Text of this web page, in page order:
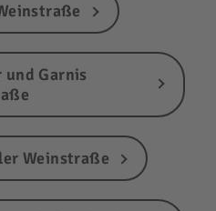
und Garnis
Weinstraße